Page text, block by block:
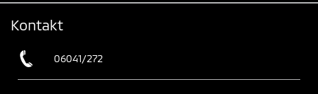
Kontakt
06041/272